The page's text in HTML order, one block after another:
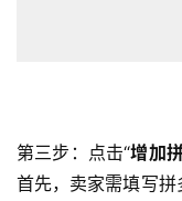
第三步：点击“增加
首先，卖家需填写